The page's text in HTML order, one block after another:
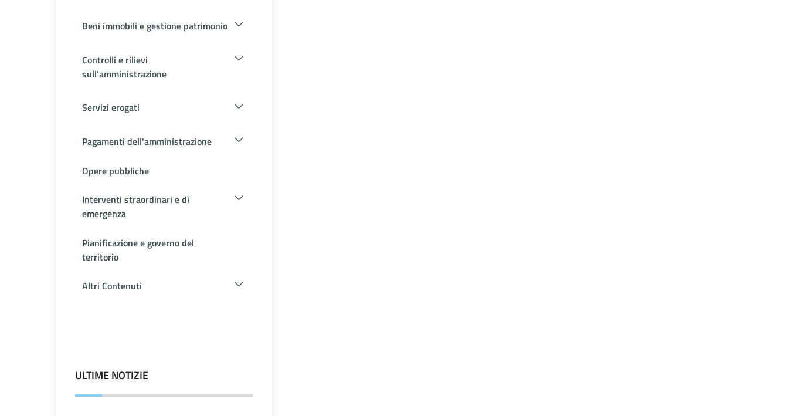
Beni immobili e gestione patrimonio
Controlli e rilievi
sull'amministrazione
Servizi erogati
Pagamenti dell'amministrazione
Opere pubbliche
Interventi straordinari e di
emergenza
Pianificazione e governo del
territorio
Altri Contenuti
ULTIME NOTIZIE